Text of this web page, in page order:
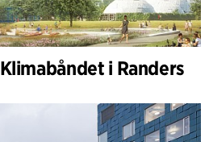
Klimabåndet i Randers